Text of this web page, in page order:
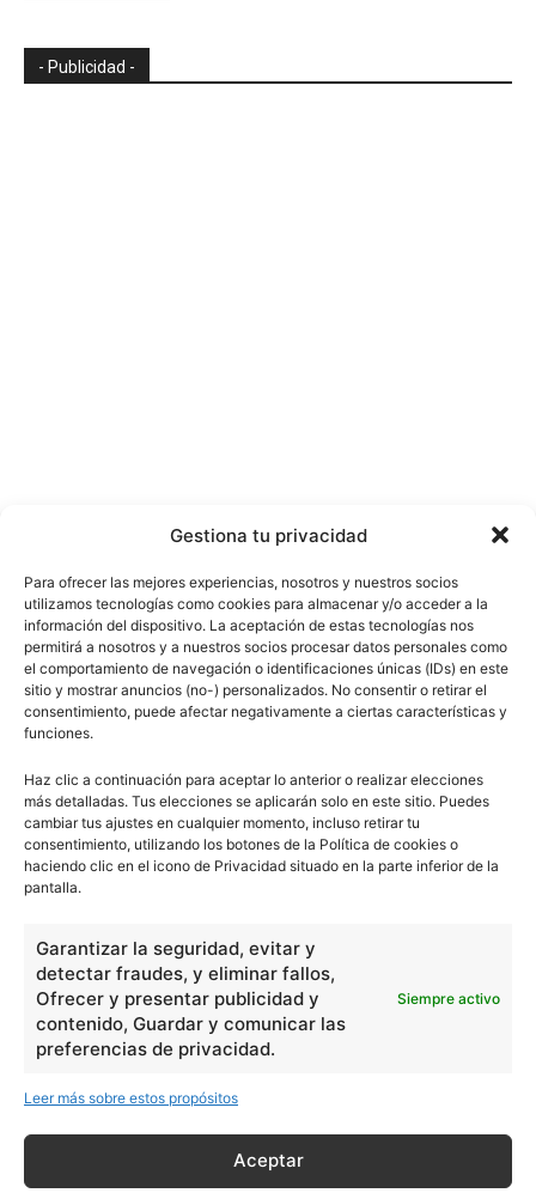
Gestiona tu privacidad
Para ofrecer las mejores experiencias, nosotros y nuestros socios
utilizamos tecnologías como cookies para almacenar y/o acceder a la
información del dispositivo. La aceptación de estas tecnologías nos
permitirá a nosotros y a nuestros socios procesar datos personales como
el comportamiento de navegación o identificaciones únicas (IDs) en este
sitio y mostrar anuncios (no-) personalizados. No consentir o retirar el
consentimiento, puede afectar negativamente a ciertas características y
funciones.
Haz clic a continuación para aceptar lo anterior o realizar elecciones
más detalladas. Tus elecciones se aplicarán solo en este sitio. Puedes
cambiar tus ajustes en cualquier momento, incluso retirar tu
consentimiento, utilizando los botones de la Política de cookies o
haciendo clic en el icono de Privacidad situado en la parte inferior de la
pantalla.
Garantizar la seguridad, evitar y
detectar fraudes, y eliminar fallos,
Ofrecer y presentar publicidad y
contenido, Guardar y comunicar las
preferencias de privacidad.
Siempre activo
Leer más sobre estos propósitos
Aceptar
- Publicidad -